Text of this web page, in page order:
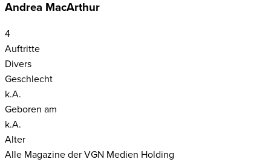
Andrea MacArthur
4
Auftritte
Divers
Geschlecht
k.A.
Geboren am
k.A.
Alter
Alle Magazine der VGN Medien Holding